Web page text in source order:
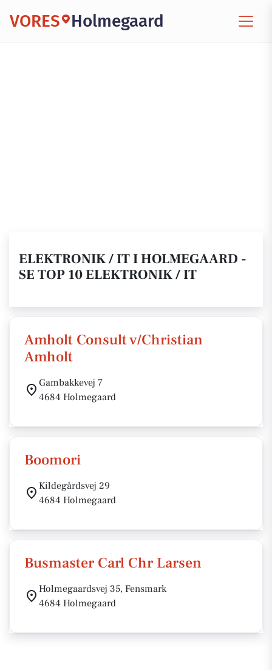
VORES Holmegaard
ELEKTRONIK / IT I HOLMEGAARD -
SE TOP 10 ELEKTRONIK / IT
Amholt Consult v/Christian
Amholt
Gambakkevej 7
4684 Holmegaard
Boomori
Kildegårdsvej 29
4684 Holmegaard
Busmaster Carl Chr Larsen
Holmegaardsvej 35, Fensmark
4684 Holmegaard